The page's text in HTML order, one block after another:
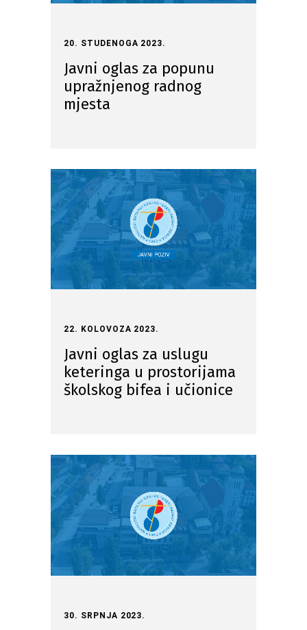
20. STUDENOGA 2023.
Javni oglas za popunu
upražnjenog radnog
mjesta
22. KOLOVOZA 2023.
Javni oglas za uslugu
keteringa u prostorijama
školskog bifea i učionice
30. SRPNJA 2023.